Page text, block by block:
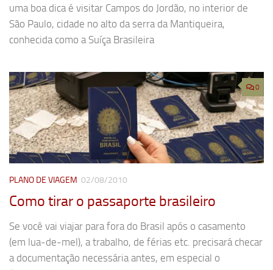
uma boa dica é visitar Campos do Jordão, no interior de
São Paulo, cidade no alto da serra da Mantiqueira,
conhecida como a Suíça Brasileira
0
PLANO DE VIAGEM 02/08/2010
Como tirar o passaporte brasileiro
Se você vai viajar para fora do Brasil após o casamento
(em lua-de-mel), a trabalho, de férias etc. precisará checar
a documentação necessária antes, em especial o